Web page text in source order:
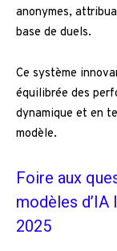
anonymes,
base de duels.
Ce système
équilibrée des
dynamique et en
modèle.
Foire aux
modèles
2025